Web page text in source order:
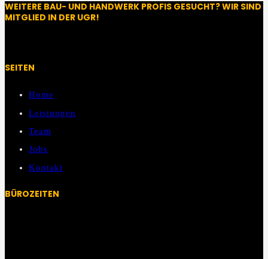
WEITERE BAU- UND HANDWERK PROFIS GESUCHT? WIR SIND
MITGLIED IN DER UGR!
SEITEN
Home
Leistungen
Team
Jobs
Kontakt
BÜROZEITEN